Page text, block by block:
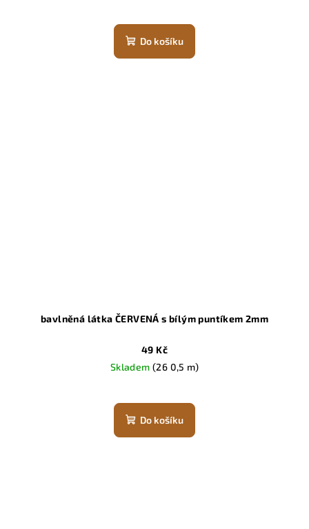
Do košíku
bavlněná látka ČERVENÁ s bílým puntíkem 2mm
49 Kč
Skladem(26 0,5 m)
Do košíku